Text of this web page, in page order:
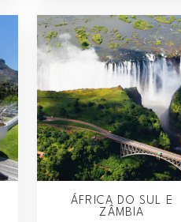
ÁFRICA DO SUL E
ZÂMBIA